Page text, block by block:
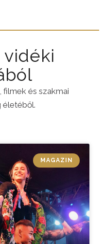
és szakmai
életéből.
MAGAZIN